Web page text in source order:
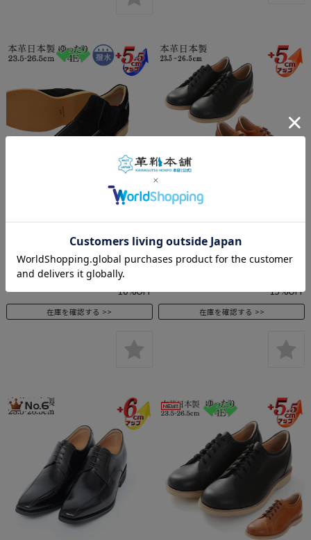
★10％OFF★ No.5234 牛革 ベ
5.5cm ヒールアップシューズ 4E
製 国産 本革 シークレットシュ
メーカー希望小売価格: ¥19,250
価格:¥15,750(税込 ¥17,325)
10%OFF
在庫を確認する
★SALE15%OFF★ アウトレッ
アップシューズ 紐タイプ 5.5cm
ったり 本革 シークレットシュー
メーカー希望小売価格:
15%OFF
在庫を確認する